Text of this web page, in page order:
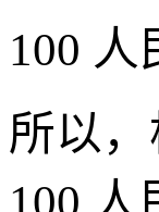
100 人
所以
100 人